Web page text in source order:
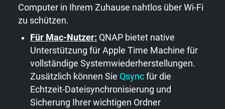
Computer in Ihrem Zuhause nahtlos über Wi-Fi
zu schützen.
Für Mac-Nutzer: QNAP bietet native
Unterstützung für Apple Time Machine für
vollständige Systemwiederherstellungen.
Zusätzlich können Sie Qsync für die
Echtzeit-Dateisynchronisierung und
Sicherung Ihrer wichtigen Ordner